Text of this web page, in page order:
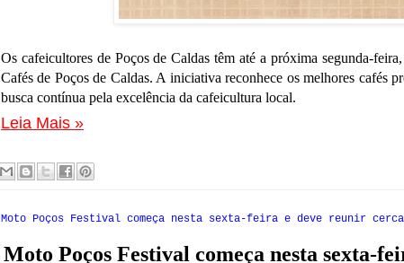
Os cafeicultores de Poços de Caldas têm até a próxima segunda-
Cafés de Poços de Caldas. A iniciativa reconhece os melhores
busca contínua pela excelência da cafeicultura local.
Leia Mais »
Moto Poços Festival começa nesta sexta-feira e deve reunir
Moto Poços Festival começa nesta sexta-